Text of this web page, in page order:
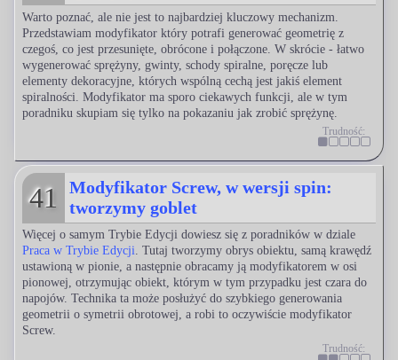
Trudność:
Warto poznać, ale nie jest to najbardziej kluczowy mechanizm.
Przedstawiam modyfikator który potrafi generować geometrię z
czegoś, co jest przesunięte, obrócone i połączone. W skrócie - łatwo
wygenerować sprężyny, gwinty, schody spiralne, poręcze lub
elementy dekoracyjne, których wspólną cechą jest jakiś element
spiralności. Modyfikator ma sporo ciekawych funkcji, ale w tym
poradniku skupiam się tylko na pokazaniu jak zrobić sprężynę.
41
Trudność:
Modyfikator Screw, w wersji spin:
tworzymy goblet
Więcej o samym Trybie Edycji dowiesz się z poradników w dziale
Praca w Trybie Edycji . Tutaj tworzymy obrys obiektu, samą krawędź
ustawioną w pionie, a następnie obracamy ją modyfikatorem w osi
pionowej, otrzymując obiekt, którym w tym przypadku jest czara do
napojów. Technika ta może posłużyć do szybkiego generowania
geometrii o symetrii obrotowej, a robi to oczywiście modyfikator
Screw.